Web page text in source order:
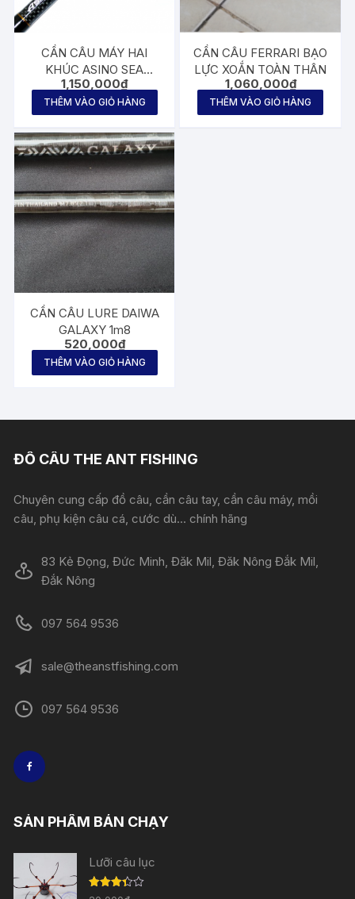
CẦN CÂU MÁY HAI
KHÚC ASINO SEA
SLICKER IMPETUS 2m1
1,150,000₫
THÊM VÀO GIỎ HÀNG
CẦN CÂU FERRARI BẠO
LỰC XOẮN TOÀN THÂN
1,060,000₫
THÊM VÀO GIỎ HÀNG
CẦN CÂU LURE DAIWA
GALAXY 1m8
520,000₫
THÊM VÀO GIỎ HÀNG
ĐỒ CÂU THE ANT FISHING
Chuyên cung cấp đồ câu, cần câu tay, cần câu máy, mồi
câu, phụ kiện câu cá, cước dù... chính hãng
83 Kẻ Đọng, Đức Minh, Đăk Mil, Đăk Nông Đắk Mil,
Đắk Nông
097 564 9536
sale@theanstfishing.com
097 564 9536
SẢN PHẨM BÁN CHẠY
Lưỡi câu lục